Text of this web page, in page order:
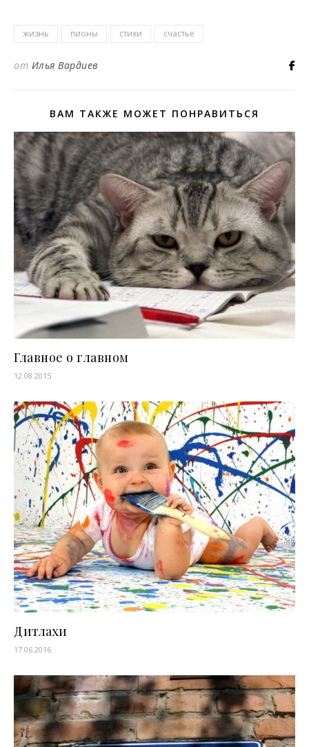
жизнь пионы стихи счастье
от Илья Вардиев
ВАМ ТАКЖЕ МОЖЕТ ПОНРАВИТЬСЯ
Главное о главном
12.08.2015
Дитлахи
17.06.2016